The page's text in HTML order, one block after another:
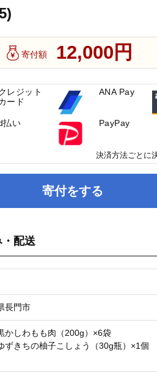
寄付額 12,000円
寄付をする
配送
長門市
かしわもも肉（200g）×6袋
ずきちの柚子こしょう（30g瓶）×1個
レジット
ード
ANA Pay
払い PayPay
決済方法ごとに